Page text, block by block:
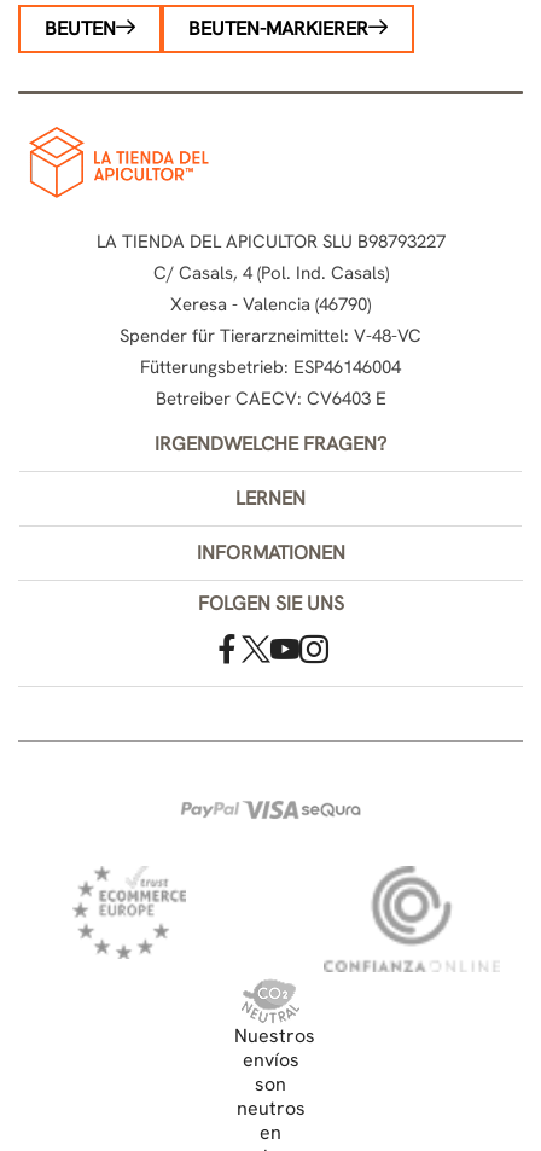
BEUTEN BEUTEN-MARKIERER
LA TIENDA DEL APICULTOR SLU B98793227
C/ Casals, 4 (Pol. Ind. Casals)
Xeresa - Valencia (46790)
Spender für Tierarzneimittel: V-48-VC
Fütterungsbetrieb: ESP46146004
Betreiber CAECV: CV6403 E
IRGENDWELCHE FRAGEN?
LERNEN
INFORMATIONEN
FOLGEN SIE UNS
Nuestros
envíos
son
neutros
en